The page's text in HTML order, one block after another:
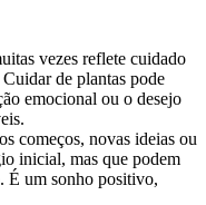
vezes reflete cuidado
de plantas pode
emocional ou o desejo
começos, novas ideias ou
inicial, mas que podem
É um sonho positivo,